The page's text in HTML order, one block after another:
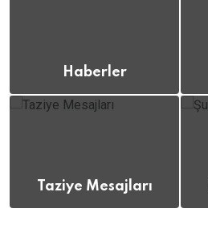
Haberler
(112)
Taziye Mesajları